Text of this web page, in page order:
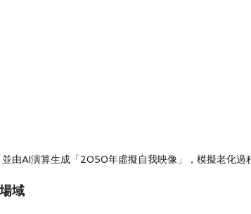
並由AI演算生成「2050年虛擬自我映像」，模擬老化過
域